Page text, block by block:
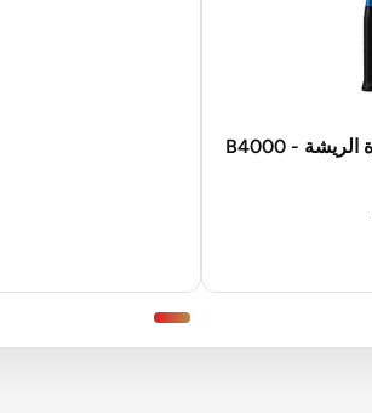
يونيكس مضرب كرة الريشة B4000 -